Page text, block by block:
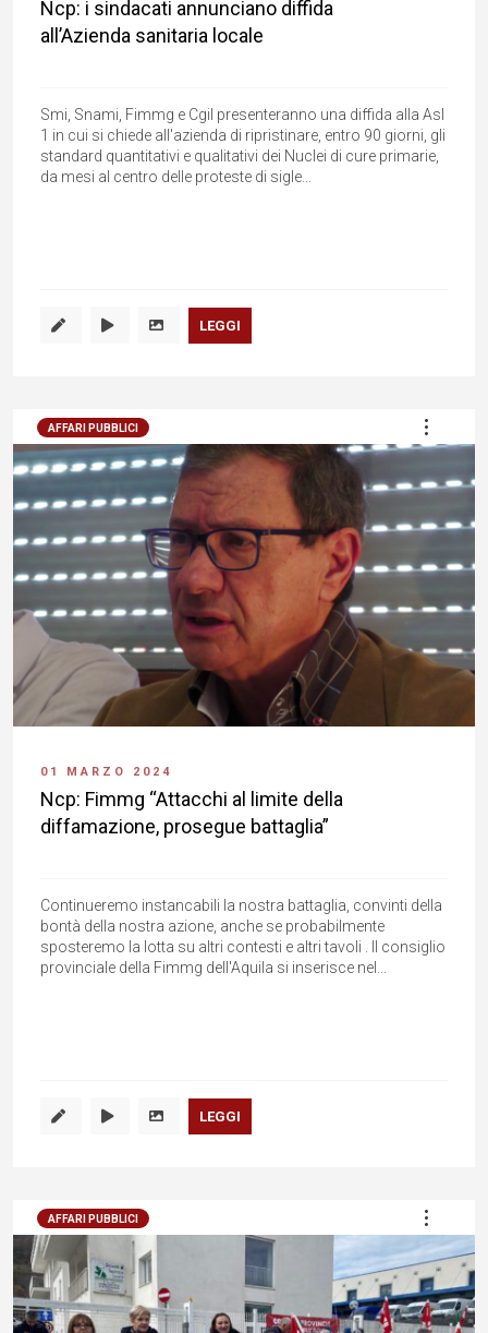
Ncp: i sindacati annunciano diffida
all’Azienda sanitaria locale
Smi, Snami, Fimmg e Cgil presenteranno una diffida alla Asl
1 in cui si chiede all'azienda di ripristinare, entro 90 giorni, gli
standard quantitativi e qualitativi dei Nuclei di cure primarie,
da mesi al centro delle proteste di sigle...
LEGGI
AFFARI PUBBLICI
01 MARZO 2024
Ncp: Fimmg “Attacchi al limite della
diffamazione, prosegue battaglia”
Continueremo instancabili la nostra battaglia, convinti della
bontà della nostra azione, anche se probabilmente
sposteremo la lotta su altri contesti e altri tavoli . Il consiglio
provinciale della Fimmg dell'Aquila si inserisce nel...
LEGGI
AFFARI PUBBLICI